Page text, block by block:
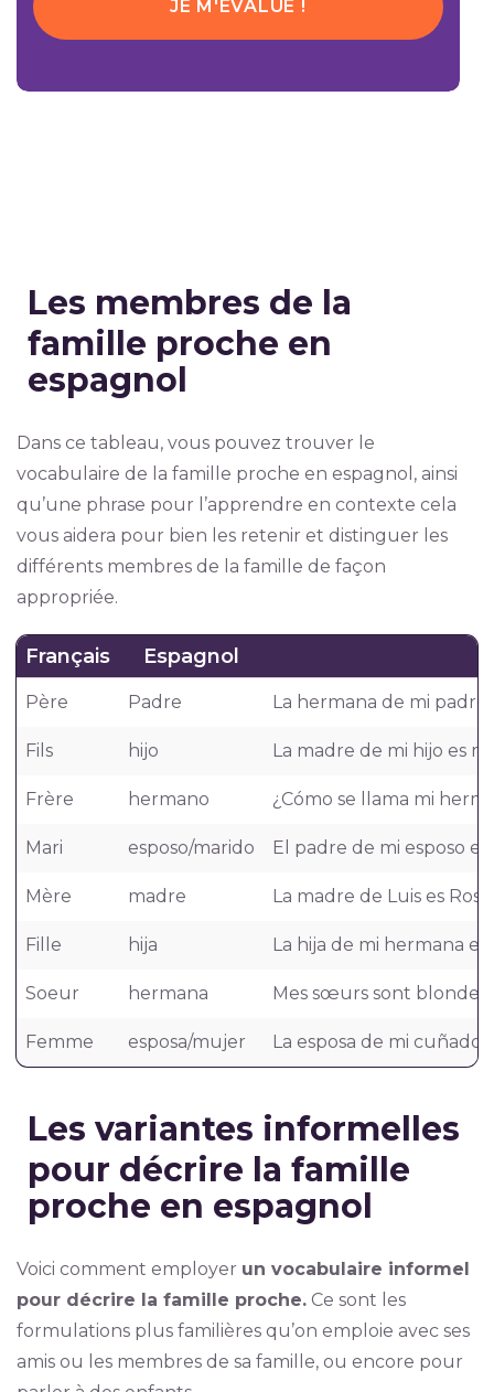
JE M'ÉVALUE !
Les membres de la
famille proche en
espagnol
Dans ce tableau, vous pouvez trouver le
vocabulaire de la famille proche en espagnol, ainsi
qu’une phrase pour l’apprendre en contexte cela
vous aidera pour bien les retenir et distinguer les
différents membres de la famille de façon
appropriée.
Français Espagnol
Père Padre La hermana de mi padre
Fils hijo La madre de mi hijo es
Frère hermano ¿Cómo se llama mi
Mari esposo/marido El padre de mi esposo
Mère madre La madre de Luis es
Fille hija La hija de mi hermana
Soeur hermana Mes sœurs sont blondes
Femme esposa/mujer La esposa de mi cuñado
Les variantes informelles
pour décrire la famille
proche en espagnol
Voici comment employer un vocabulaire informel
pour décrire la famille proche.Ce sont les
formulations plus familières qu’on emploie avec ses
amis ou les membres de sa famille, ou encore pour